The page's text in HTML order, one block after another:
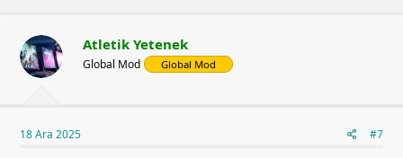
Atletik Yetenek
Global Mod Global Mod
18 Ara 2025 #7